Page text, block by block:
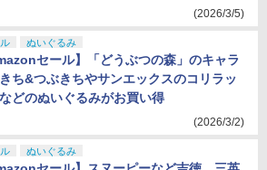
(2026/3/5)
ぬいぐるみ
セール】「どうぶつの森」のキャラ
ち&つぶきちやサンエックスのコリラッ
どのぬいぐるみがお買い得
(2026/3/2)
ぬいぐるみ